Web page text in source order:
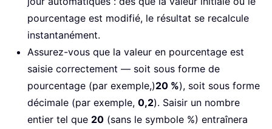
pourcentage est modifié, le résultat se recalcule
instantanément.
Assurez-vous que la valeur en pourcentage est
saisie correctement — soit sous forme de
pourcentage (par exemple,)20 %), soit sous forme
décimale (par exemple, 0,2). Saisir un nombre
entier tel que 20 (sans le symbole %) entraînera